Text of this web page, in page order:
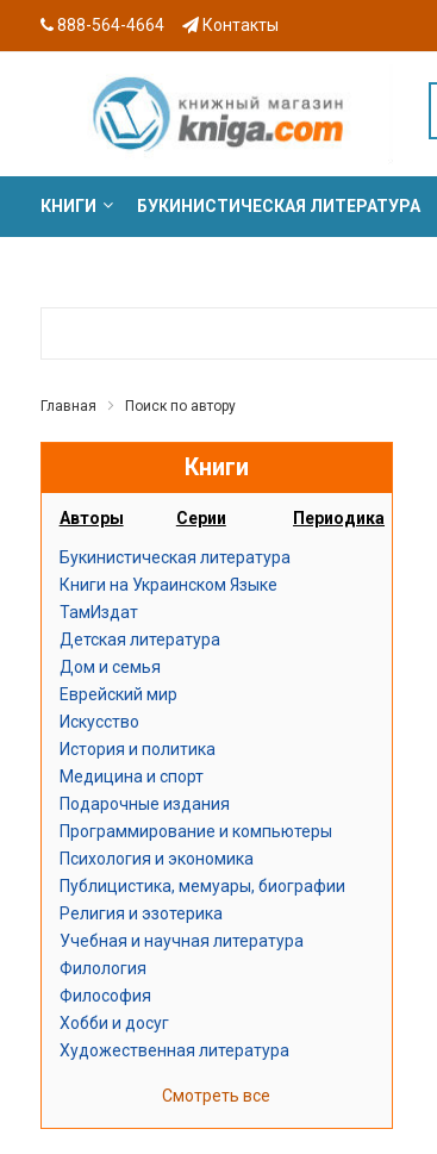
888-564-4664 Контакты
КНИГИ БУКИНИСТИЧЕСКАЯ ЛИТЕРАТУРА
Главная Поиск по автору
Книги
Авторы Серии Периодика
Букинистическая литература
Книги на Украинском Языке
ТамИздат
Детская литература
Дом и семья
Еврейский мир
Искусство
История и политика
Медицина и спорт
Подарочные издания
Программирование и компьютеры
Психология и экономика
Публицистика, мемуары, биографии
Религия и эзотерика
Учебная и научная литература
Филология
Философия
Хобби и досуг
Художественная литература
Смотреть все